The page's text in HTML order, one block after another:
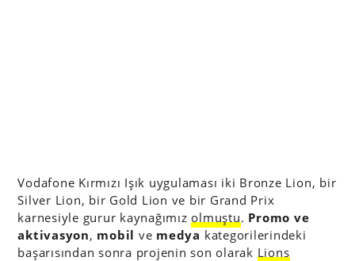
Vodafone Kırmızı Işık uygulaması iki Bronze Lion, bir
Silver Lion, bir Gold Lion ve bir Grand Prix
karnesiyle gurur kaynağımızolmuştu. Promo ve
aktivasyon, mobil ve medya kategorilerindeki
başarısından sonra projenin son olarak Lions